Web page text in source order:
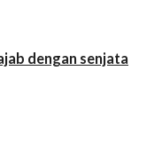
dengan senjata